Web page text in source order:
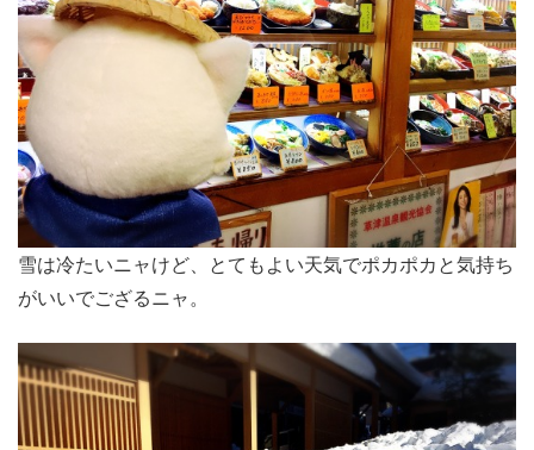
雪は冷たいニャけど、とてもよい天気でポカポカと気持ち
がいいでござるニャ。